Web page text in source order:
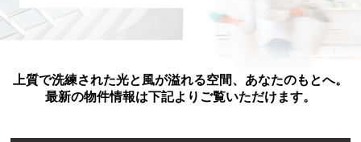
上質で洗練された光と風が溢れる空間、あなたのもとへ。
最新の物件情報は下記よりご覧いただけます。